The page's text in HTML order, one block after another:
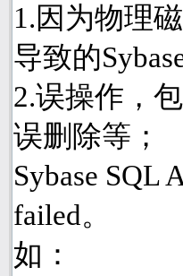
1.因为物理
导致的
2.误操作，
误删除等；
Sybase SQL
failed。
如：